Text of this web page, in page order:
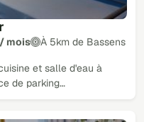
mois À 5km de Bassens
et salle d'eau à
de parking…